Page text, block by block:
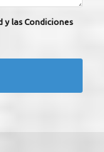
y las Condiciones